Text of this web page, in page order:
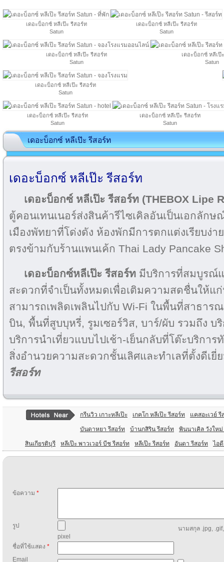
เดอะบ็อกซ์ หลีเป๊ะ รีสอร์ท
Satun
เดอะบ็อกซ์ หลีเป๊ะ รีสอร์ท
Satun
เดอะบ็อกซ์ หลีเป๊ะ รีสอร์ท
Satun
เดอะบ็อกซ์ หลีเป๊
Satun
เดอะบ็อกซ์ หลีเป๊ะ รีสอร์ท
Satun
เดอะบ็อกซ์ หลีเป๊ะ รีสอร์ท
Satun
เดอะบ็อกซ์ หลีเป๊ะ รีสอร์ท
Satun
เดอะบ็อกซ์ หลีเป๊ะ รีสอร์ท
เดอะบ็อกซ์ หลีเป๊ะ รีสอร์ท
เดอะบ็อกซ์ หลีเป๊ะ รีสอร์ท (THEBOX Lipe
ตู้คอนเทนเนอร์ส่งสินค้ารีไซเคิลอันเป็นเอกลัก
เมืองพัทยาที่โด่งดัง ห้องพักมีการตกแต่งเรียบง่า
ตรงข้ามกับร้านแพนเค้ก Thai Lady Pancake
เดอะบ็อกซ์หลีเป๊ะ รีสอร์ท มีบริการที่สมบูรณ์
สะดวกที่จำเป็นทั้งหมดเพื่อเติมความสดชื่นให้แ
สามารถเพลิดเพลินไปกับ Wi-Fi ในพื้นที่สาธาร
บิน, พื้นที่สูบบุหรี่, รูมเซอร์วิส, บาร์/ผับ รวมถึง บ
บริการนำเที่ยวแบบไปเช้า-เย็นกลับที่โต๊ะบริการ
สิ่งอำนวยความสะดวกชั้นเลิศและทำเลที่ตั้งดีเยี่
รีสอร์ท
กรีนวิว เกาะหลีเป๊ะ เกคโก หลีเป๊ะ รีสอร์ท แคสอะเวย์ รี
บันดาหยา รีสอร์ท บ้านกสิริน รีสอร์ท พินนาเคิล วังให
สินเกียรติบุรี หลีเป๊ะ พาวเวอร์ บีช รีสอร์ท หลีเป๊ะ รีสอร์ท อันดา รีสอร์ท ไอ
ข้อความ *
รูป
นามสกุล .jpg,
pixel
ชื่อที่ใช้แสดง *
Email